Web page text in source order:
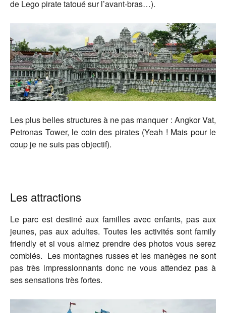
de Lego pirate tatoué sur l’avant-bras…).
Les plus belles structures à ne pas manquer : Angkor Vat,
Petronas Tower, le coin des pirates (Yeah ! Mais pour le
coup je ne suis pas objectif).
Les attractions
Le parc est destiné aux familles avec enfants, pas aux
jeunes, pas aux adultes. Toutes les activités sont family
friendly et si vous aimez prendre des photos vous serez
comblés. Les montagnes russes et les manèges ne sont
pas très impressionnants donc ne vous attendez pas à
ses sensations très fortes.